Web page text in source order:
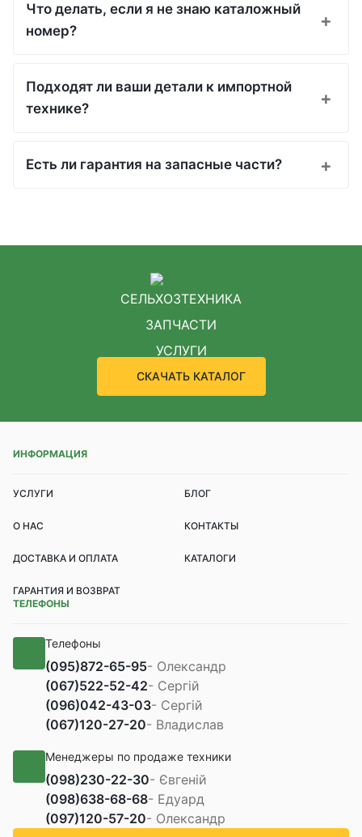
Что делать, если я не знаю каталожный
номер?
Подходят ли ваши детали к импортной
технике?
Есть ли гарантия на запасные части?
СЕЛЬХОЗТЕХНИКА
ЗАПЧАСТИ
УСЛУГИ
СКАЧАТЬ КАТАЛОГ
ИНФОРМАЦИЯ
УСЛУГИ БЛОГ
О НАС КОНТАКТЫ
ДОСТАВКА И ОПЛАТА КАТАЛОГИ
ГАРАНТИЯ И ВОЗВРАТ
ТЕЛЕФОНЫ
Телефоны
(095)872-65-95- Олександр
(067)522-52-42- Сергій
(096)042-43-03- Сергій
(067)120-27-20- Владислав
Менеджеры по продаже техники
(098)230-22-30- Євгеній
(098)638-68-68- Едуард
(097)120-57-20- Олександр